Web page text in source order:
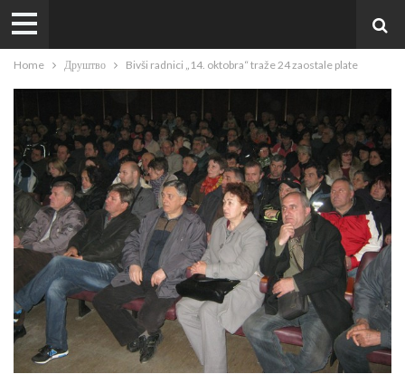
Home Друштво Bivši radnici „14. oktobra“ traže 24 zaostale plate